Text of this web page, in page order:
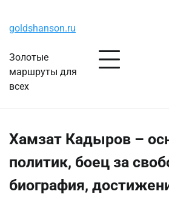
содержимому
goldshanson.ru
Золотые
маршруты для
всех
Хамзат Кадыров –
политик, боец за
биография,